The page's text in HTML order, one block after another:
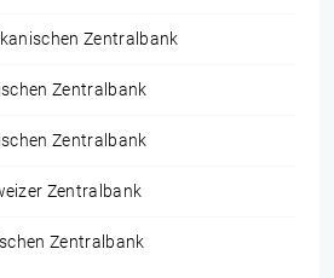
Zentralbank
Zentralbank
Zentralbank
Zentralbank
Zentralbank